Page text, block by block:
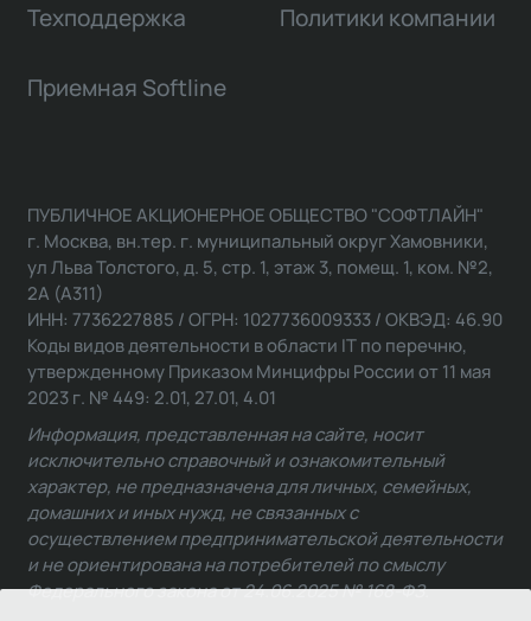
Техподдержка Политики компании
Приемная Softline
ПУБЛИЧНОЕ АКЦИОНЕРНОЕ ОБЩЕСТВО "СОФТЛАЙН"
г. Москва, вн.тер. г. муниципальный округ Хамовники,
ул Льва Толстого, д. 5, стр. 1, этаж 3, помещ. 1, ком. №2,
2А (А311)
ИНН: 7736227885 / ОГРН: 1027736009333 / ОКВЭД: 46.90
Коды видов деятельности в области IT по перечню,
утвержденному Приказом Минцифры России от 11 мая
2023 г. № 449: 2.01, 27.01, 4.01
Информация, представленная на сайте, носит
исключительно справочный и ознакомительный
характер, не предназначена для личных, семейных,
домашних и иных нужд, не связанных с
осуществлением предпринимательской деятельности
и не ориентирована на потребителей по смыслу
Федерального закона от 24.06.2025 № 168-ФЗ.